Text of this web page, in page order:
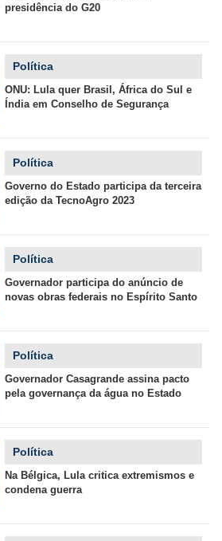
presidência do G20
Política
ONU: Lula quer Brasil, África do Sul e
Índia em Conselho de Segurança
Política
Governo do Estado participa da terceira
edição da TecnoAgro 2023
Política
Governador participa do anúncio de
novas obras federais no Espírito Santo
Política
Governador Casagrande assina pacto
pela governança da água no Estado
Política
Na Bélgica, Lula critica extremismos e
condena guerra